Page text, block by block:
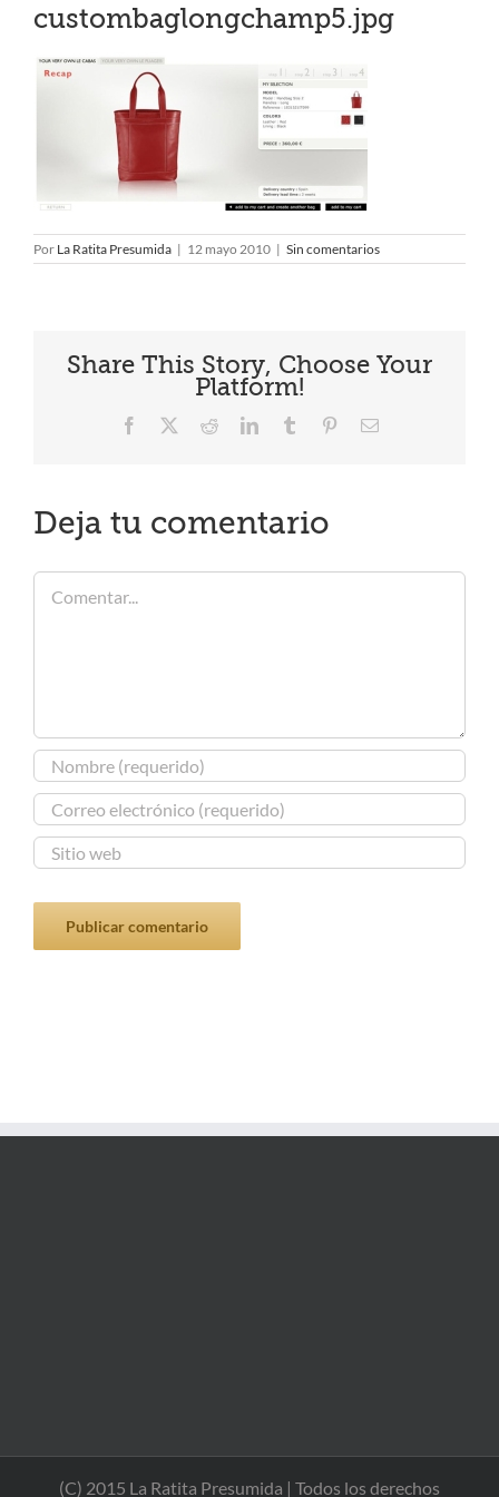
custombaglongchamp5.jpg
Por La Ratita Presumida | 12 mayo 2010 | Sin comentarios
Share This Story, Choose Your
Platform!
Facebook RedditLinkedInTumblr PinterestCorreo
Deja tu comentario
Comentar
(C) 2015 La Ratita Presumida | Todos los derechos